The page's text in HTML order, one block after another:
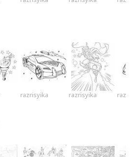
razrisyika razrisyika